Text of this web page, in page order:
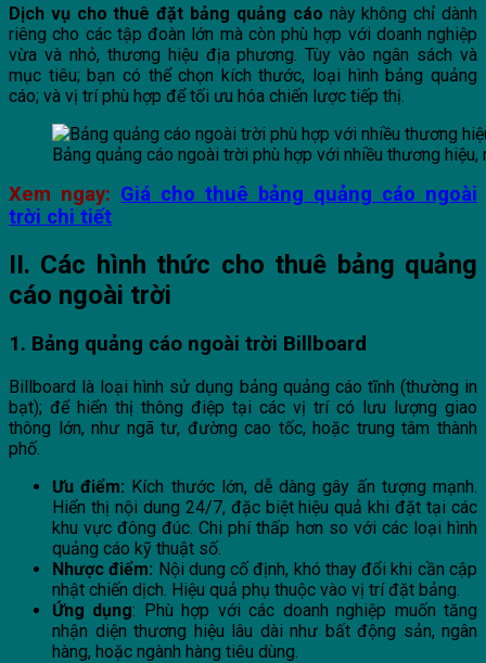
Dịch vụ cho thuê đặt bảng quảng cáo này không chỉ dành
riêng cho các tập đoàn lớn mà còn phù hợp với doanh nghiệp
vừa và nhỏ, thương hiệu địa phương. Tùy vào ngân sách và
mục tiêu; bạn có thể chọn kích thước, loại hình bảng quảng
cáo; và vị trí phù hợp để tối ưu hóa chiến lược tiếp thị.
Bảng quảng cáo ngoài trời phù hợp với nhiều thương hiệu,
Xem ngay: Giá cho thuê bảng quảng cáo ngoài
trời chi tiết
II. Các hình thức cho thuê bảng quảng
cáo ngoài trời
1. Bảng quảng cáo ngoài trời Billboard
Billboard là loại hình sử dụng bảng quảng cáo tĩnh (thường in
bạt); để hiển thị thông điệp tại các vị trí có lưu lượng giao
thông lớn, như ngã tư, đường cao tốc, hoặc trung tâm thành
phố.
Ưu điểm: Kích thước lớn, dễ dàng gây ấn tượng mạnh.
Hiển thị nội dung 24/7, đặc biệt hiệu quả khi đặt tại các
khu vực đông đúc. Chi phí thấp hơn so với các loại hình
quảng cáo kỹ thuật số.
Nhược điểm: Nội dung cố định, khó thay đổi khi cần cập
nhật chiến dịch. Hiệu quả phụ thuộc vào vị trí đặt bảng.
Ứng dụng: Phù hợp với các doanh nghiệp muốn tăng
nhận diện thương hiệu lâu dài như bất động sản, ngân
hàng, hoặc ngành hàng tiêu dùng.